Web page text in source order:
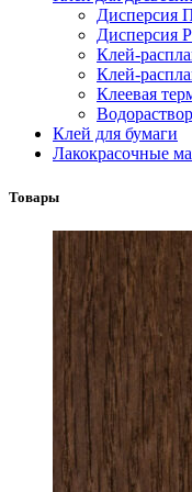
Дисперсия
Дисперсия
Клей-
Клей-
Клеевая
Клей для бумаги
Лакокрасочные
Товары